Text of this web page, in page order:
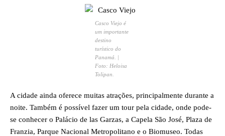
Casco Viejo é
um importante
destino
turístico do
Panamá. |
Foto: Heloisa
Tolipan.
A cidade ainda oferece muitas atrações, principalmente durante a
noite. Também é possível fazer um tour pela cidade, onde pode-
se conhecer o Palácio de las Garzas, a Capela São José, Plaza de
Franzia, Parque Nacional Metropolitano e o Biomuseo. Todas